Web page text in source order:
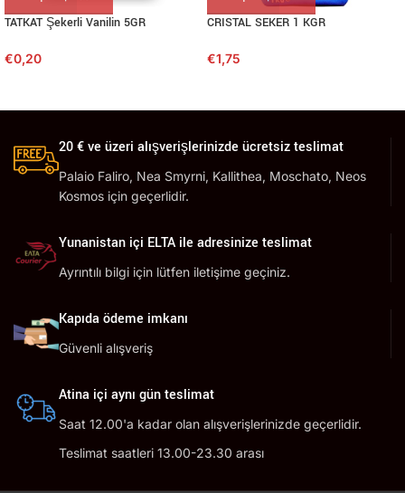
TATKAT Şekerli Vanilin 5GR
€0,20
CRISTAL SEKER 1 KGR
€1,75
20 € ve üzeri alışverişlerinizde ücretsiz teslimat
Palaio Faliro, Nea Smyrni, Kallithea, Moschato, Neos
Kosmos için geçerlidir.
Yunanistan içi ELTA ile adresinize teslimat
Ayrıntılı bilgi için lütfen iletişime geçiniz.
Kapıda ödeme imkanı
Güvenli alışveriş
Atina içi aynı gün teslimat
Saat 12.00'a kadar olan alışverişlerinizde geçerlidir.
Teslimat saatleri 13.00-23.30 arası